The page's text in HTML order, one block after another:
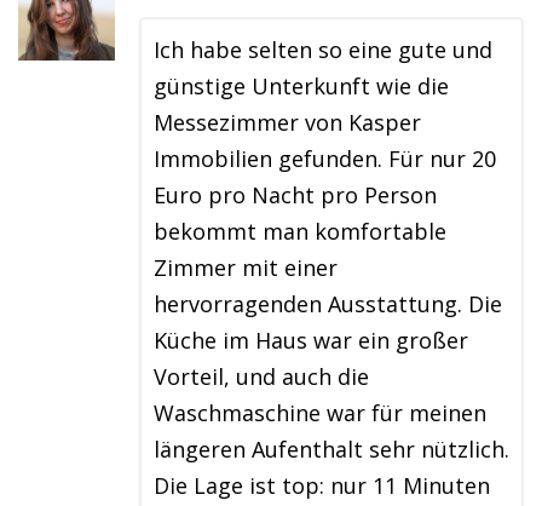
Ich habe selten so eine gute und
günstige Unterkunft wie die
Messezimmer von Kasper
Immobilien gefunden. Für nur 20
Euro pro Nacht pro Person
bekommt man komfortable
Zimmer mit einer
hervorragenden Ausstattung. Die
Küche im Haus war ein großer
Vorteil, und auch die
Waschmaschine war für meinen
längeren Aufenthalt sehr nützlich.
Die Lage ist top: nur 11 Minuten